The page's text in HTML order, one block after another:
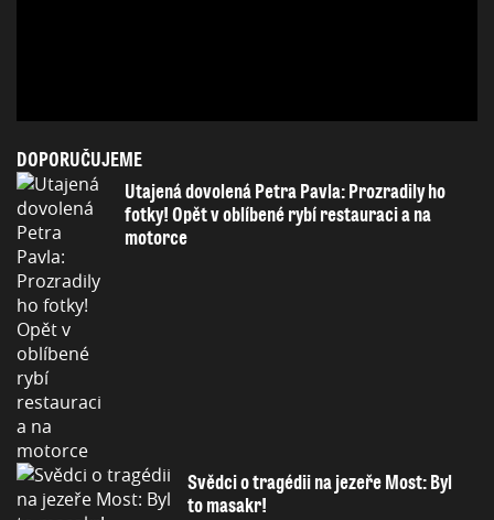
DOPORUČUJEME
Utajená dovolená Petra Pavla: Prozradily ho
fotky! Opět v oblíbené rybí restauraci a na
motorce
Svědci o tragédii na jezeře Most: Byl
to masakr!